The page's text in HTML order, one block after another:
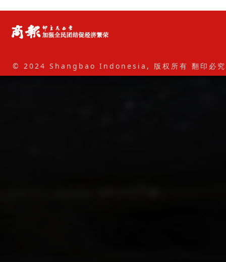
© 2024 Shangbao Indonesia, 版权所有 翻印必